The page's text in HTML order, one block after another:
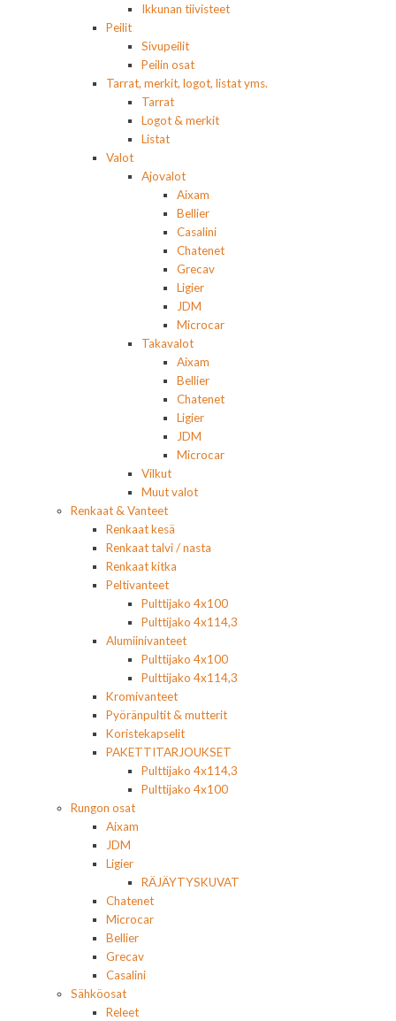
Ikkunan tiivisteet
Peilit
Sivupeilit
Peilin osat
Tarrat, merkit, logot, listat yms.
Tarrat
Logot & merkit
Listat
Valot
Ajovalot
Aixam
Bellier
Casalini
Chatenet
Grecav
Ligier
JDM
Microcar
Takavalot
Aixam
Bellier
Chatenet
Ligier
JDM
Microcar
Vilkut
Muut valot
Renkaat & Vanteet
Renkaat kesä
Renkaat talvi / nasta
Renkaat kitka
Peltivanteet
Pulttijako 4x100
Pulttijako 4x114,3
Alumiinivanteet
Pulttijako 4x100
Pulttijako 4x114,3
Kromivanteet
Pyöränpultit & mutterit
Koristekapselit
PAKETTITARJOUKSET
Pulttijako 4x114,3
Pulttijako 4x100
Rungon osat
Aixam
JDM
Ligier
RÄJÄYTYSKUVAT
Chatenet
Microcar
Bellier
Grecav
Casalini
Sähköosat
Releet